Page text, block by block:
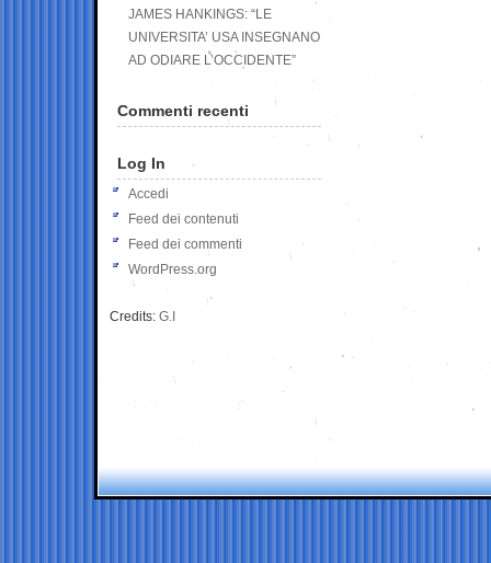
JAMES HANKINGS: “LE
UNIVERSITA’ USA INSEGNANO
AD ODIARE L’OCCIDENTE”
Commenti recenti
Log In
Accedi
Feed dei contenuti
Feed dei commenti
WordPress.org
Credits: G.I